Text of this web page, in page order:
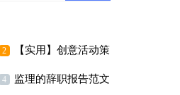
2 【实用】创意活动策
划三篇
4 监理的辞职报告范文